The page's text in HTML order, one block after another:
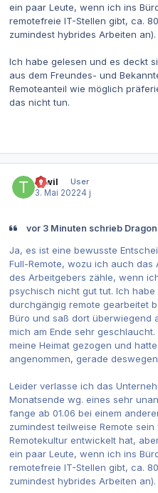
ein paar Leute, wenn ich ins
remotefreie IT-Stellen gibt, ca.
zumindest hybrides Arbeiten an).
Ich habe gelesen und es deckt
aus dem Freundes- und
Remoteanteil wie möglich
das nicht tun.
Tiwil
User
3. Mai 20224 j
vor 3 Minuten schrieb
Ja, es ist eine bewusste
Full-Remote, wozu ich auch das
des Arbeitgebers zähle, wenn
psychisch nicht gut tut. Ich
durchgängig remote gearbeitet
Büro und saß dort überwiegend
mich am Ende sehr
meine Heimat gezogen und
angenommen, gerade
Leider verlasse ich das
Monatsende wg. eines sehr
fange ab 01.06 bei einem
zumindest teilweise Remote
Remotekultur entwickelt hat,
ein paar Leute, wenn ich ins
remotefreie IT-Stellen gibt, ca.
zumindest hybrides Arbeiten an).